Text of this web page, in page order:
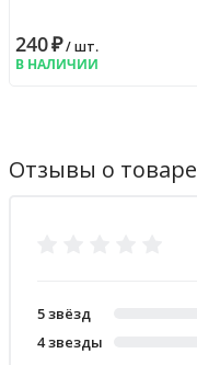
240₽/ шт.
В НАЛИЧИИ
Отзывы о товаре
5 звёзд
4 звезды